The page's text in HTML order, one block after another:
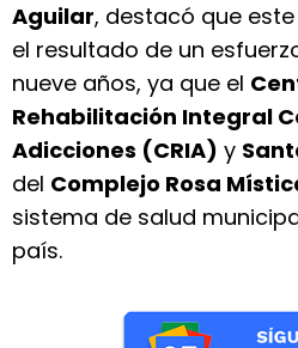
Aguilar, destacó que
el resultado de un
nueve años, ya que el
Rehabilitación Integral
Adicciones (CRIA) y
del Complejo Rosa
sistema de salud
país.